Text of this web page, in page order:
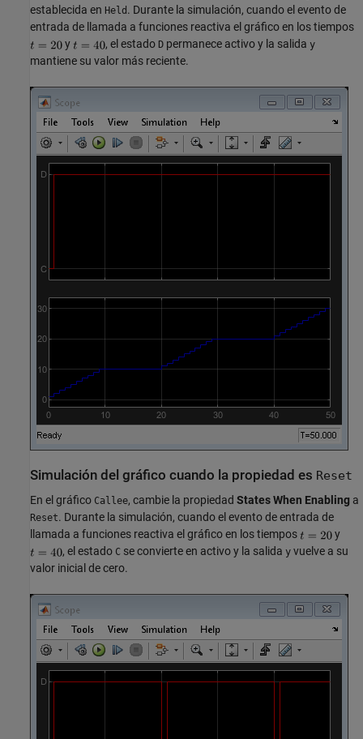
establecida en Held . Durante la simulación, cuando el evento de
entrada de llamada a funciones reactiva el gráfico en los tiempos
y
, el estado D permanece activo y la salida y
mantiene su valor más reciente.
Simulación del gráfico cuando la propiedad es Reset
En el gráfico Callee, cambie la propiedad States When Enabling a
Reset. Durante la simulación, cuando el evento de entrada de
llamada a funciones reactiva el gráfico en los tiempos
y
, el estado C se convierte en activo y la salida y vuelve a su
valor inicial de cero.